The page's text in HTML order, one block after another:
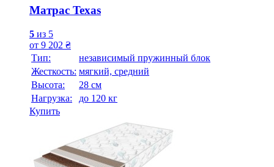
Матрас Texas
5 из 5
от 9 202 ₴
Тип:
независимый пружинный блок
Жесткость: мягкий, средний
Высотa:
28 см
Нагрузка:
до 120 кг
Купить